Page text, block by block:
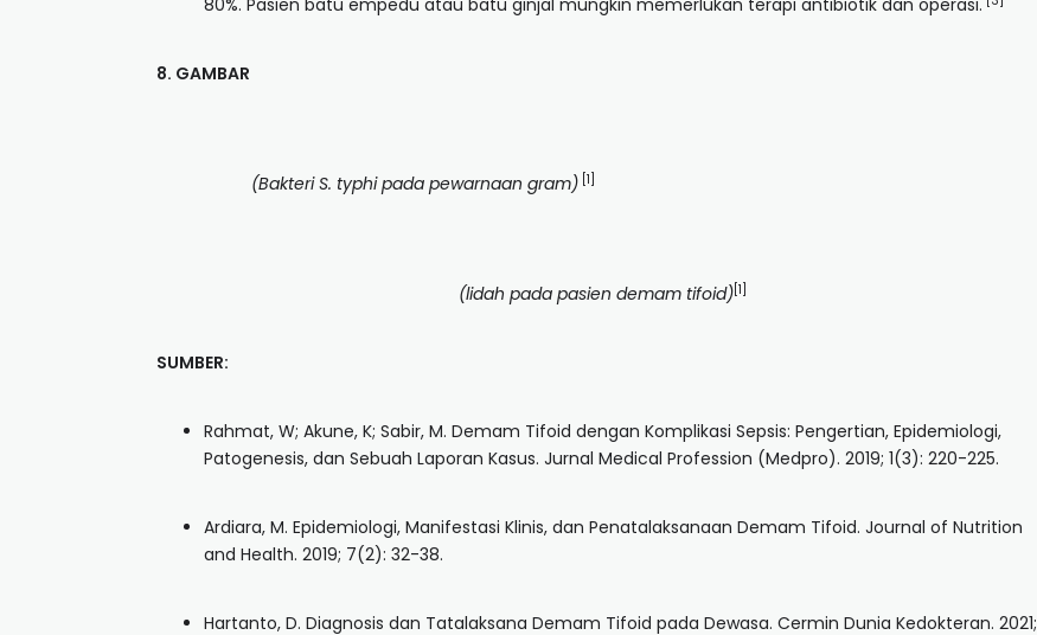
80%. Pasien batu empedu atau batu ginjal mungkin memerlukan terapi antibiotik dan operasi.
8. GAMBAR
(Bakteri S. typhi pada pewarnaan gram)[1]
(lidah pada pasien demam tifoid) [1]
SUMBER:
Rahmat, W; Akune, K; Sabir, M. Demam Tifoid dengan Komplikasi Sepsis: Pengertian, Epidemiologi,
Patogenesis, dan Sebuah Laporan Kasus. Jurnal Medical Profession (Medpro). 2019; 1(3): 220-225.
Ardiara, M. Epidemiologi, Manifestasi Klinis, dan Penatalaksanaan Demam Tifoid. Journal of Nutrition
and Health. 2019; 7(2): 32-38.
Hartanto, D. Diagnosis dan Tatalaksana Demam Tifoid pada Dewasa. Cermin Dunia Kedokteran. 2021;